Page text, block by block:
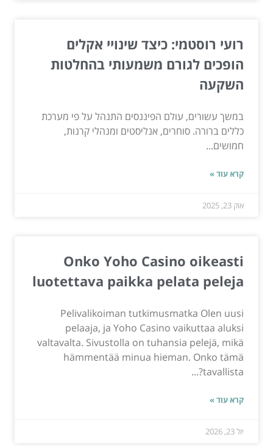
רועי רוסטמי: כיצד שינויי אקלים
הופכים לגורם משמעותי בהחלטות
השקעה
במשך עשורים, עולם הפיננסים התנהל על פי מערכת
כללים ברורה. סוחרים, אנליסטים ומנהלי קרנות,
חמושים...
קרא עוד »
אוק 23, 2025
Onko Yoho Casino oikeasti
luotettava paikka pelata peleja
Pelivalikoiman tutkimusmatka Olen uusi
pelaaja, ja Yoho Casino vaikuttaa aluksi
valtavalta. Sivustolla on tuhansia pelejä, mikä
hämmentää minua hieman. Onko tämä
tavallista?...
קרא עוד »
יול 23, 2026